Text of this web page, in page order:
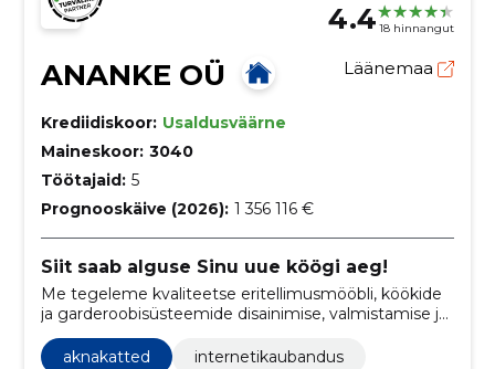
4.4 18 hinnangut
ANANKE OÜ Läänemaa
Krediidiskoor: Usaldusväärne
Maineskoor: 3040
Töötajaid: 5
Prognooskäive (2026): 1 356 116 €
Siit saab alguse Sinu uue köögi aeg!
Me tegeleme kvaliteetse eritellimusmööbli, köökide
ja garderoobisüsteemide disainimise, valmistamise ja
paigaldamisega, pakkudes personaalseid ja
funktsionaalseid sisekujunduslahendusi.
aknakatted
internetikaubandus